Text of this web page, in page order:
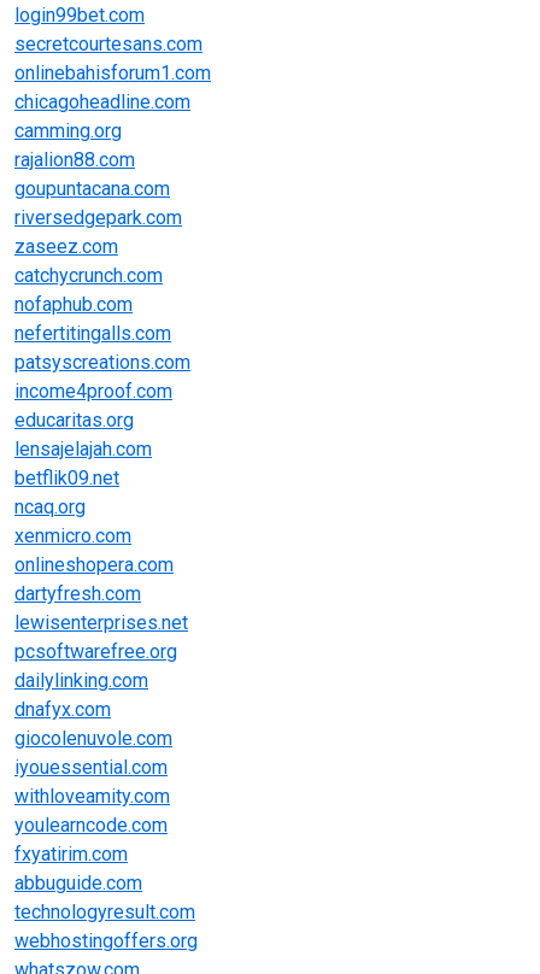
login99bet.com
secretcourtesans.com
onlinebahisforum1.com
chicagoheadline.com
camming.org
rajalion88.com
goupuntacana.com
riversedgepark.com
zaseez.com
catchycrunch.com
nofaphub.com
nefertitingalls.com
patsyscreations.com
income4proof.com
educaritas.org
lensajelajah.com
betflik09.net
ncaq.org
xenmicro.com
onlineshopera.com
dartyfresh.com
lewisenterprises.net
pcsoftwarefree.org
dailylinking.com
dnafyx.com
giocolenuvole.com
iyouessential.com
withloveamity.com
youlearncode.com
fxyatirim.com
abbuguide.com
technologyresult.com
webhostingoffers.org